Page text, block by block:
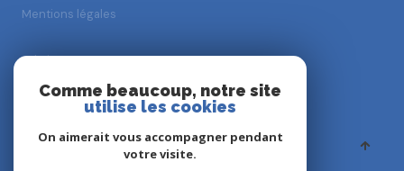
Mentions légales
Admin
Nos honoraires
Comme beaucoup, notre site
utilise les cookies
On aimerait vous accompagner pendant
votre visite.